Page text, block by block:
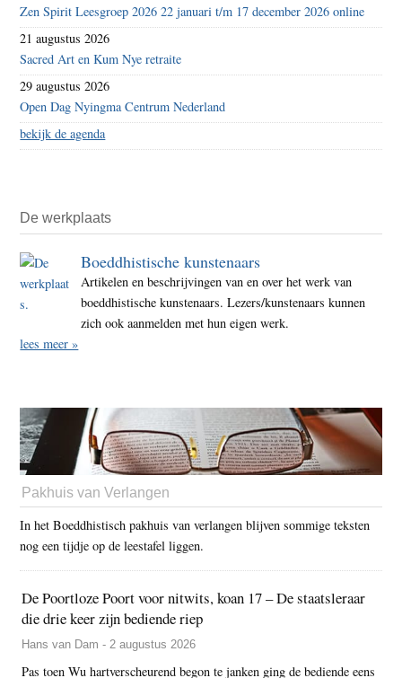
Zen Spirit Leesgroep 2026 22 januari t/m 17 december 2026 online
21 augustus 2026
Sacred Art en Kum Nye retraite
29 augustus 2026
Open Dag Nyingma Centrum Nederland
bekijk de agenda
De werkplaats
Boeddhistische kunstenaars
Artikelen en beschrijvingen van en over het werk van
boeddhistische kunstenaars. Lezers/kunstenaars kunnen
zich ook aanmelden met hun eigen werk.
lees meer »
Pakhuis van Verlangen
In het Boeddhistisch pakhuis van verlangen blijven sommige teksten
nog een tijdje op de leestafel liggen.
De Poortloze Poort voor nitwits, koan 17 – De staatsleraar
die drie keer zijn bediende riep
Hans van Dam - 2 augustus 2026
Pas toen Wu hartverscheurend begon te janken ging de bediende eens